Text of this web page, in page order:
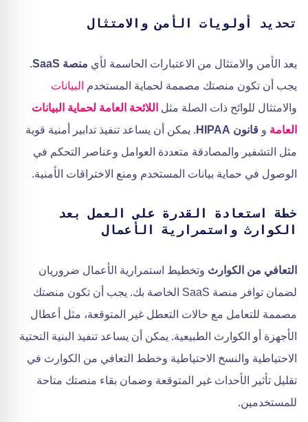
تحديد أولويات الأمن والامتثال
يعد الأمن والامتثال من الاعتبارات الحاسمة لأي منصة SaaS
.
يجب أن تكون منصتك مصممة لحماية المستخدم البيانات
والامتثال للوائح ذات الصلة مثل اللائحة العامة لحماية البيانات
العامة و قانون HIPAA
. يمكن أن يساعد تنفيذ تدابير أمنية قوية
مثل التشفير والمصادقة متعددة العوامل وعناصر التحكم في
الوصول في حماية بيانات المستخدم ومنع الاختراقات الأمنية.
خطة استعادة القدرة على العمل بعد
الكوارث واستمرارية الأعمال
التعافي من الكوارث وتخطيط استمرارية الأعمال ضروريان
لضمان توافر منصة SaaS الخاصة بك. يجب أن تكون منصتك
مصممة للتعامل مع حالات التعطل غير المتوقعة، مثل أعطال
الأجهزة أو الكوارث الطبيعية. يمكن أن يساعد تنفيذ البنية التحتية
الاحتياطية والنسخ الاحتياطية وخطط التعافي من الكوارث في
تقليل تأثير الأحداث غير المتوقعة وضمان بقاء منصتك متاحة
للمستخدمين.